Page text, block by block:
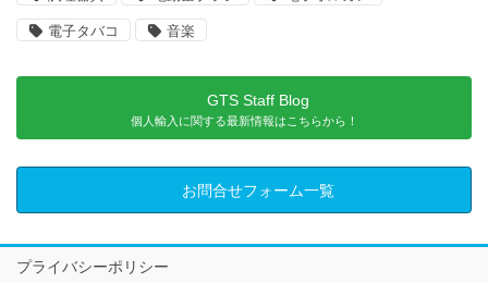
電子タバコ 音楽
GTS Staff Blog
個人輸入に関する最新情報はこちらから！
お問合せフォーム一覧
プライバシーポリシー